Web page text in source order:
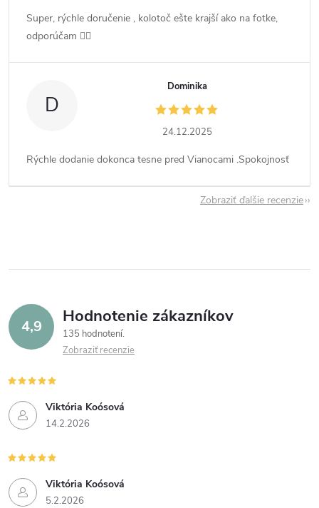
Super, rýchle doručenie , kolotoč ešte krajší ako na fotke,
odporúčam 👍🏻
D
Dominika
24.12.2025
Rýchle dodanie dokonca tesne pred Vianocami .Spokojnosť
Zobraziť ďalšie recenzie
4,9 Hodnotenie zákazníkov
135 hodnotení
Zobraziť recenzie
Viktória Koósová
14.2.2026
Viktória Koósová
5.2.2026